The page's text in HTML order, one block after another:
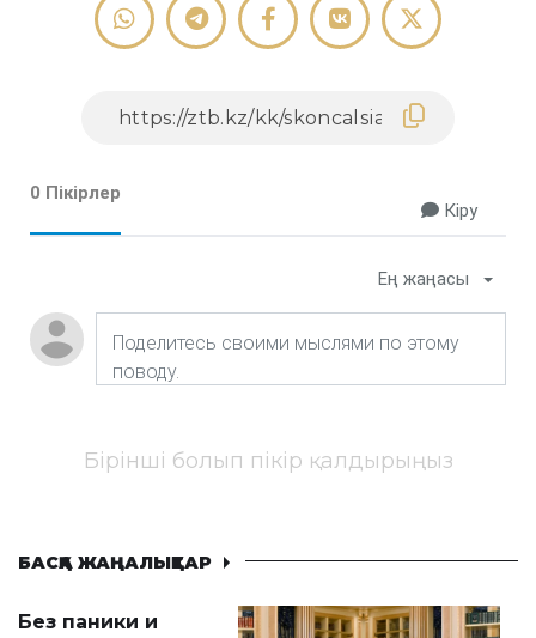
0 Пікірлер
Кіру
Ең жаңасы
Бірінші болып пікір қалдырыңыз
БАСҚА ЖАҢАЛЫҚТАР
Без паники и